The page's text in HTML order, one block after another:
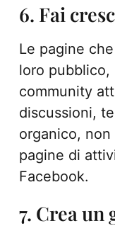
6. Fai
Le pagine
loro
community
discussioni,
organico,
pagine di
Facebook.
7. Crea un